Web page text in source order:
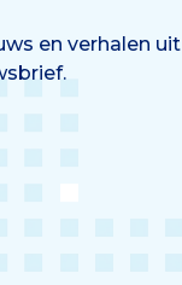
en verhalen